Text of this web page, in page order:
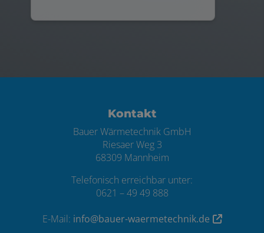
Footer - Kontaktdaten und
Kontakt
Bauer Wärmetechnik GmbH
Riesaer Weg 3
68309 Mannheim
Telefonisch erreichbar unter:
0621 – 49 49 888
E-Mail: info@bauer-waermetechnik.de